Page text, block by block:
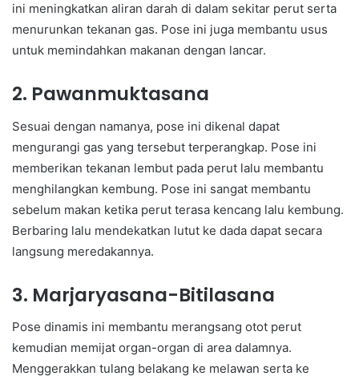
ini meningkatkan aliran darah di dalam sekitar perut serta
menurunkan tekanan gas. Pose ini juga membantu usus
untuk memindahkan makanan dengan lancar.
2. Pawanmuktasana
Sesuai dengan namanya, pose ini dikenal dapat
mengurangi gas yang tersebut terperangkap. Pose ini
memberikan tekanan lembut pada perut lalu membantu
menghilangkan kembung. Pose ini sangat membantu
sebelum makan ketika perut terasa kencang lalu kembung.
Berbaring lalu mendekatkan lutut ke dada dapat secara
langsung meredakannya.
3. Marjaryasana-Bitilasana
Pose dinamis ini membantu merangsang otot perut
kemudian memijat organ-organ di area dalamnya.
Menggerakkan tulang belakang ke melawan serta ke